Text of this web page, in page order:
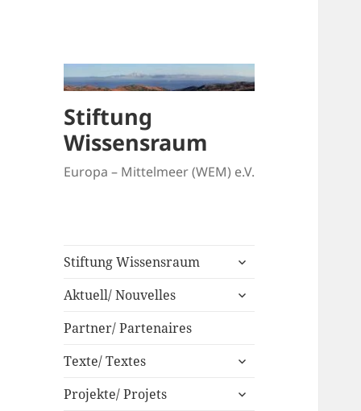
Stiftung
Wissensraum
Europa – Mittelmeer (WEM) e.V.
Stiftung Wissensraum
untermenü
Aktuell/ Nouvelles
untermenü
Partner/ Partenaires
Texte/ Textes
untermenü
Projekte/ Projets
untermenü